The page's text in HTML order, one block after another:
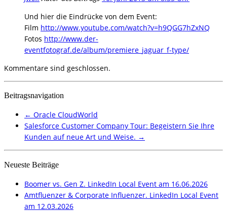
Und hier die Eindrücke von dem Event:
Film http://www.youtube.com/watch?v=h9QGG7hZxNQ
Fotos http://www.der-
eventfotograf.de/album/premiere_jaguar_f-type/
Kommentare sind geschlossen.
Beitragsnavigation
← Oracle CloudWorld
Salesforce Customer Company Tour: Begeistern Sie Ihre
Kunden auf neue Art und Weise. →
Neueste Beiträge
Boomer vs. Gen Z. LinkedIn Local Event am 16.06.2026
Amtfluenzer & Corporate Influenzer. LinkedIn Local Event
am 12.03.2026